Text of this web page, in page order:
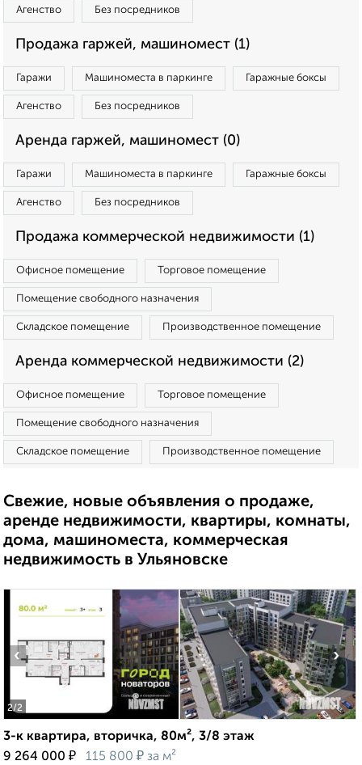
Агенство Без посредников
Продажа гаржей, машиномест (1)
Гаражи Машиноместа в паркинге Гаражные боксы
Агенство Без посредников
Аренда гаржей, машиномест (0)
Гаражи Машиноместа в паркинге Гаражные боксы
Агенство Без посредников
Продажа коммерческой недвижимости (1)
Офисное помещение Торговое помещение
Помещение свободного назначения
Складское помещение Производственное помещение
Аренда коммерческой недвижимости (2)
Офисное помещение Торговое помещение
Помещение свободного назначения
Складское помещение Производственное помещение
Свежие, новые объявления о продаже,
аренде недвижимости, квартиры, комнаты,
дома, машиноместа, коммерческая
недвижимость в Ульяновске
2/2
‹ ›
3-к квартира, вторичка, 80м², 3/8 этаж
9 264 000 ₽ 115 800 ₽ за м²